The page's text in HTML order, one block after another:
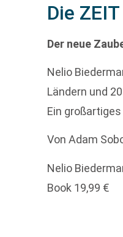
Die
Der neue
Nelio
Ländern und
Ein
Von Adam
Nelio
Book 19,99 €